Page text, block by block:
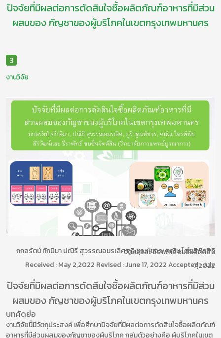
ปัจจัยที่มีผลต่อการตัดสินใจซื้อผลิตภัณฑ์อาหารที่มีส่วน
ผสมของ กัญชาของผู้บริโภคในเขตกรุงเทพมหานคร
3
งานวิจัย
ถกลรัตน์ ทักษิมา ปณิรี สุวรรณอมรเลิศ กูริ ชุณห์ขจร' คณิน ไตรพิพิธสิริวัฒน์ และ ธีราพัทธ์ ชมชื่นจิตต์สิน
Received : May 2,2022 Revised : June 17, 2022 Accepted : July 7,2022
ปัจจัยที่มีผลต่อการตัดสินใจซื้อผลิตภัณฑ์อาหารที่มีส่วน
ผสมของ กัญชาของผู้บริโภคในเขตกรุงเทพมหานคร
บทคัดย่อ
งานวิจัยนี้มีวัตถุประสงค์ เพื่อศึกษาปัจจัยที่มีผลต่อการตัดสินใจซื้อผลิตภัณฑ์
อาหารที่มีส่วนผสมของกัญชาของผู้บริโภค กลุ่มตัวอย่างคือ ผู้บริโภคในเขต